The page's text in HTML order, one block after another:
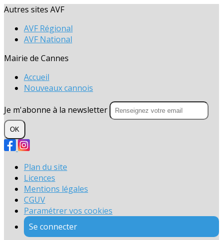
Autres sites AVF
AVF Régional
AVF National
Mairie de Cannes
Accueil
Nouveaux cannois
Je m'abonne à la newsletter
OK
Plan du site
Licences
Mentions légales
CGUV
Paramétrer vos cookies
Se connecter